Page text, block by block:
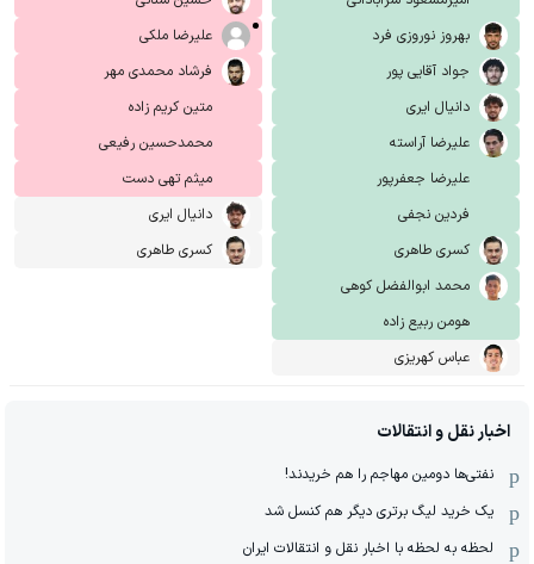
بهروز نوروزی فرد
جواد آقایی پور
دانیال ایری
علیرضا آراسته
علیرضا جعفرپور
فردین نجفی
کسری طاهری
محمد ابوالفضل کوهی
هومن ربیع زاده
عباس کهریزی
علیرضا ملکی
فرشاد محمدی مهر
متین کریم زاده
محمدحسین رفیعی
میثم تهی دست
دانیال ایری
کسری طاهری
اخبار نقل و انتقالات
نفتی‌ها دومین مهاجم را هم خریدند!
یک خرید لیگ برتری دیگر هم کنسل شد
لحظه به لحظه با اخبار نقل و انتقالات ایران